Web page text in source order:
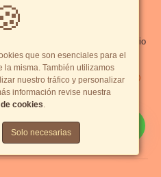
Mobiliario
COPEMO
DE MOBILIARIO COPEMO
Perú
que son esenciales para el
la misma. También utilizamos
nuestro tráfico y personalizar
información revise nuestra
cookies.
Solo necesarias